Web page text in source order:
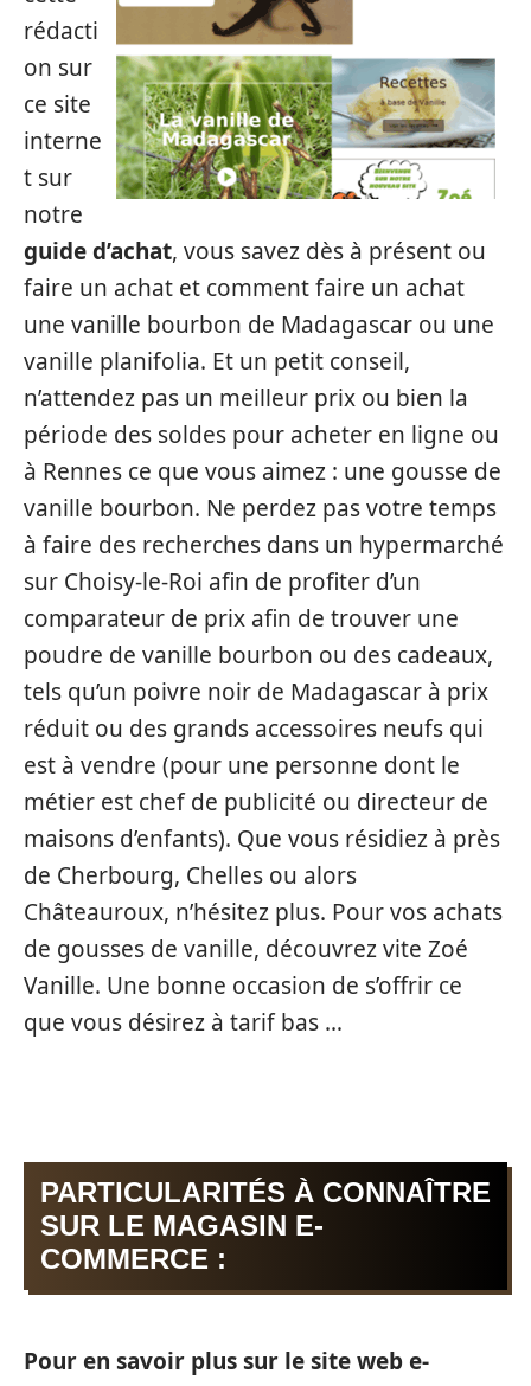
rédacti
on sur
ce site
interne
t sur
notre
guide d’achat, vous savez dès à présent ou
faire un achat et comment faire un achat
une vanille bourbon de Madagascar ou une
vanille planifolia. Et un petit conseil,
n’attendez pas un meilleur prix ou bien la
période des soldes pour acheter en ligne ou
à Rennes ce que vous aimez : une gousse de
vanille bourbon. Ne perdez pas votre temps
à faire des recherches dans un hypermarché
sur Choisy-le-Roi afin de profiter d’un
comparateur de prix afin de trouver une
poudre de vanille bourbon ou des cadeaux,
tels qu’un poivre noir de Madagascar à prix
réduit ou des grands accessoires neufs qui
est à vendre (pour une personne dont le
métier est chef de publicité ou directeur de
maisons d’enfants). Que vous résidiez à près
de Cherbourg, Chelles ou alors
Châteauroux, n’hésitez plus. Pour vos achats
de gousses de vanille, découvrez vite Zoé
Vanille. Une bonne occasion de s’offrir ce
que vous désirez à tarif bas …
PARTICULARITÉS À CONNAÎTRE
SUR LE MAGASIN E-
COMMERCE :
Pour en savoir plus sur le site web e-